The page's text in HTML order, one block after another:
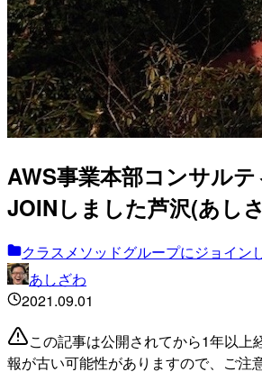
AWS事業本部コンサル
JOINしました芦沢(あし
クラスメソッドグループにジョイン
あしざわ
2021.09.01
この記事は公開されてから1年以上
報が古い可能性がありますので、ご注